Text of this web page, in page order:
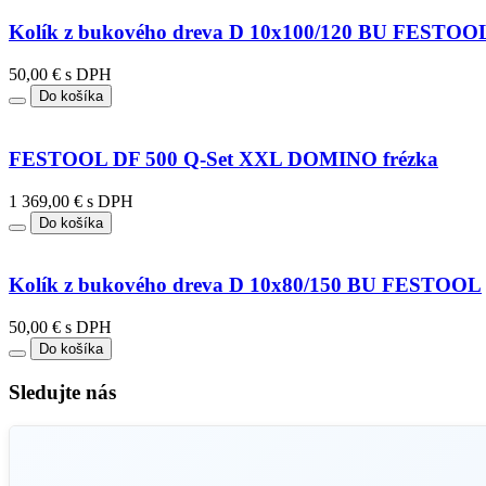
Kolík z bukového dreva D 10x100/120 BU
50,00 € s DPH
Do košíka
FESTOOL DF 500 Q-Set XXL DOMINO frézka
1 369,00 € s DPH
Do košíka
Kolík z bukového dreva D 10x80/150 BU FESTOOL
50,00 € s DPH
Do košíka
Sledujte nás